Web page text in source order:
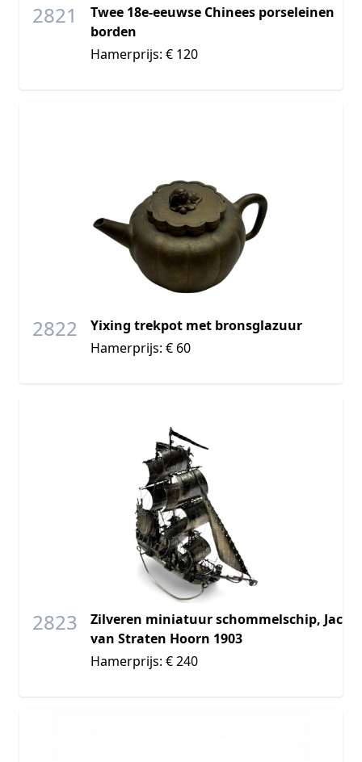
2821
Twee 18e-eeuwse Chinees porseleinen
borden
Hamerprijs: € 120
2822
Yixing trekpot met bronsglazuur
Hamerprijs: € 60
2823
Zilveren miniatuur schommelschip, Jac
van Straten Hoorn 1903
Hamerprijs: € 240